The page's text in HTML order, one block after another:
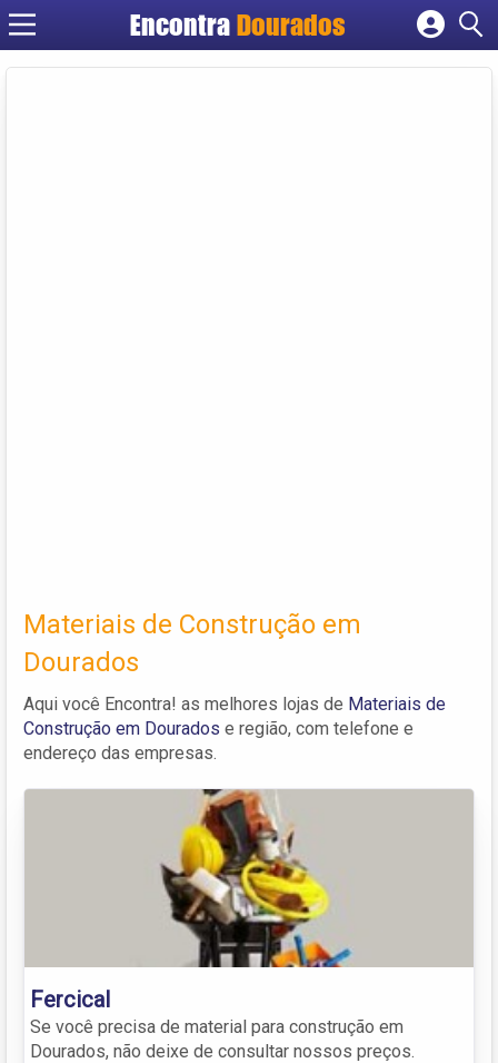
EncontraDourados
Cadastrar empresa
Materiais de Construção em
Dourados
Aqui você Encontra! as melhores lojas de Materiais de
Construção em Dourados e região, com telefone e
endereço das empresas.
Fercical
Se você precisa de material para construção em
Dourados, não deixe de consultar nossos preços.